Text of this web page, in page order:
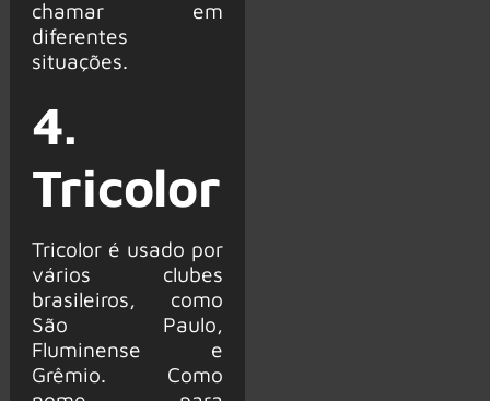
chamar em
diferentes
situações.
4.
Tricolor
Tricolor é usado por
vários clubes
brasileiros, como
São Paulo,
Fluminense e
Grêmio. Como